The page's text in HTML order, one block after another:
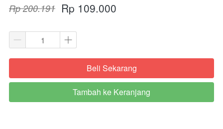
Rp 200.191 Rp 109.000
`Beli Sekarang
`
Tambah ke Keranjang